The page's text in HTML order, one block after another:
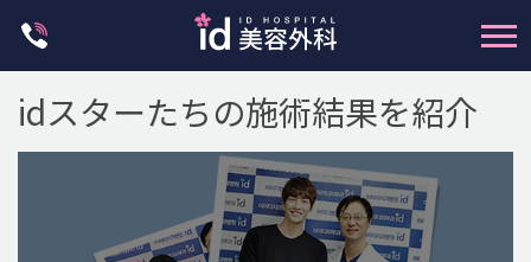
idスターたちの施術結果を紹介